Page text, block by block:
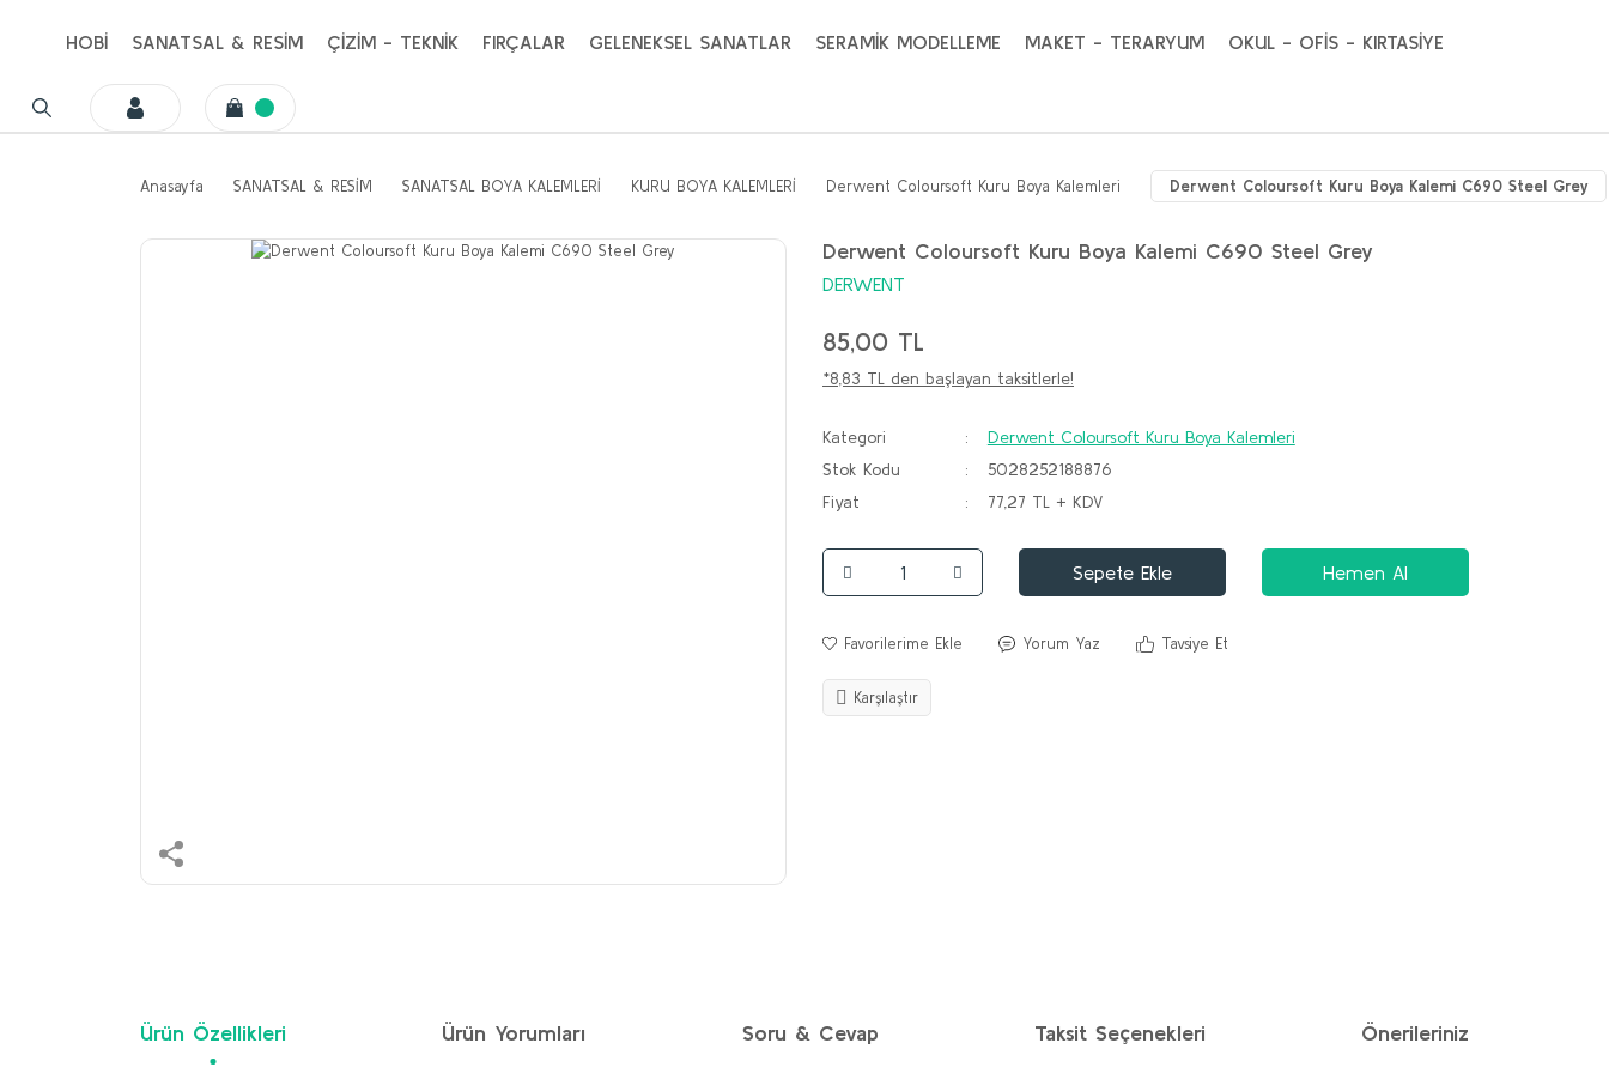
HOBİ SANATSAL & RESİM ÇİZİM - TEKNİK FIRÇALAR GELENEKSEL SANATLAR SERAMİK MODELLEME MAKET - TERARYUM OKUL - OFİS - KIRTASİYE
Anasayfa SANATSAL & RESİM SANATSAL BOYA KALEMLERİ KURU BOYA KALEMLERİ Derwent Coloursoft Kuru Boya Kalemleri Derwent Coloursoft Kuru Boya Kalemi C690 Steel Grey
Derwent Coloursoft Kuru Boya Kalemi C690 Steel Grey
DERWENT
85,00 TL
*8,83 TL den başlayan taksitlerle!
Kategori
Derwent Coloursoft Kuru Boya Kalemleri
Stok Kodu
5028252188876
Fiyat
77,27 TL + KDV
Sepete Ekle Hemen Al
Yorum Yaz Tavsiye Et
Karşılaştır
Ürün Özellikleri Ürün Yorumları Soru & Cevap Taksit Seçenekleri Önerileriniz